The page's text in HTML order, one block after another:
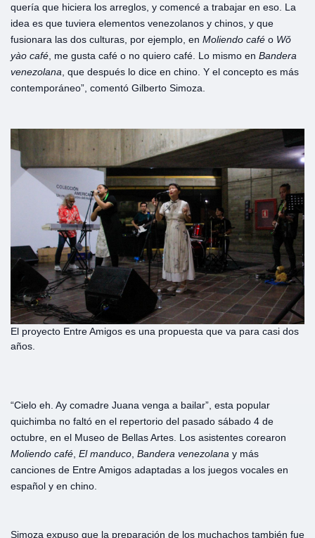
quería que hiciera los arreglos, y comencé a trabajar en eso. La
idea es que tuviera elementos venezolanos y chinos, y que
fusionara las dos culturas, por ejemplo, en Moliendo café o Wǒ
yào café , me gusta café o no quiero café. Lo mismo en Bandera
venezolana , que después lo dice en chino. Y el concepto es más
contemporáneo”, comentó Gilberto Simoza.
El proyecto Entre Amigos es una propuesta que va para casi dos
años.
“Cielo eh. Ay comadre Juana venga a bailar”, esta popular
quichimba no faltó en el repertorio del pasado sábado 4 de
octubre, en el Museo de Bellas Artes. Los asistentes corearon
Moliendo café, El manduco, Bandera venezolana y más
canciones de Entre Amigos adaptadas a los juegos vocales en
español y en chino.
Simoza expuso que la preparación de los muchachos también fue